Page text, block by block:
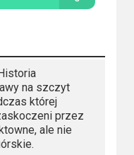
na szczyt
której
przez
ale nie